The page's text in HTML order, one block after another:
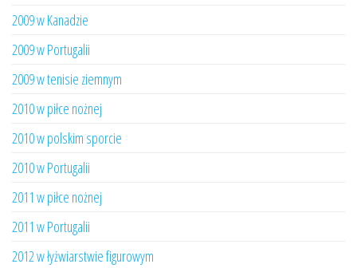
2009 w Kanadzie
2009 w Portugalii
2009 w tenisie ziemnym
2010 w piłce nożnej
2010 w polskim sporcie
2010 w Portugalii
2011 w piłce nożnej
2011 w Portugalii
2012 w łyżwiarstwie figurowym